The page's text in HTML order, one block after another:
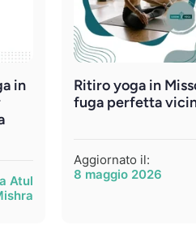
in
Atul
Ritiro yoga in
fuga perfetta
Aggiornato il:
8 maggio 2026